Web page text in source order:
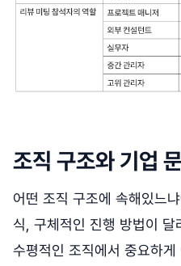
조직 구조와 기업
어떤 조직 구조에 속해있느
식, 구체적인 진행 방법이
수평적인 조직에서 중요하